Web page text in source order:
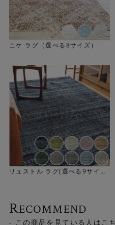
フィッシャーマンズセータ
Knittingは一見無地に見える
シャーマンズセーターの編
す。アイルランドやスコッ
にルーツがあるフィッシャー
です。「セーターの編み模様
するという、堀田カーペッ
ニケ ラグ（選べる8サイズ）
リュストル ラグ(選べる9サイ
RECOMMEND
- この商品を見ている人はこ